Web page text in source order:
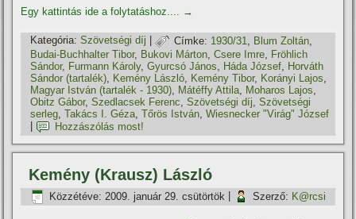
Egy kattintás ide a folytatáshoz.... →
Kategória: Szövetségi dí­j | Címke: 1930/31 Blum Zoltán
Budai-Buchhalter Tibor, Bukovi Márton,Csere Imre, Fröhlich
Sándor, Furmann Károly,Gyurcsó János, Háda József, Horváth
Sándor (tartalék), Kemény László, Kemény Tibor, Korányi Lajos,
Magyar István (tartalék - 1930), Mátéffy Attila, Moharos Lajos,
Obitz Gábor,Szedlacsek Ferenc,Szövetségi dí­j,Szövetségi
serleg,Takács I. Géza,Tőrös István,Wiesnecker "Virág" József
Hozzászólás most!
Kemény (Krausz) László
Közzétéve: 2009. január 29. csütörtök Szerző: K@rcsi